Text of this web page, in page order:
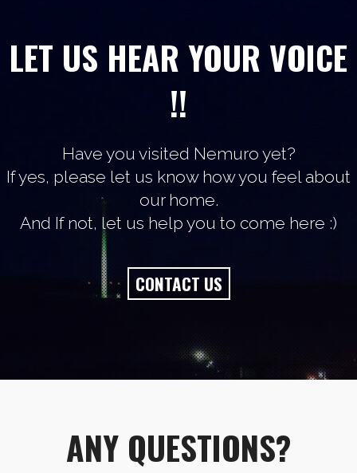
LET US HEAR YOUR VOICE
!!
Have you visited Nemuro yet?
If yes, please let us know how you feel about
our home.
And If not, let us help you to come here :)
CONTACT US
ANY QUESTIONS?